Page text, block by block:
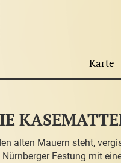
Karte
alten Mauern steht,
Festung mit